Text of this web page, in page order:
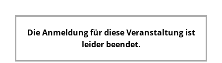
Die Anmeldung für diese Veranstaltung ist
leider beendet.